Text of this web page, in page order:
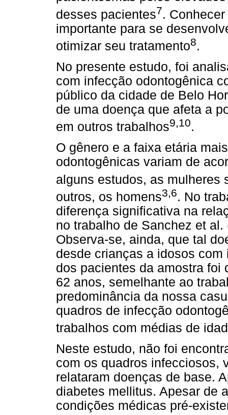
desses pacientes7.
importante para se
otimizar seu tratamento8.
No presente estudo, foi
com infecção odontogênica
público da cidade de Belo
de uma doença que afeta a
em outros trabalhos9,10.
O gênero e a faixa etária
odontogênicas variam de
alguns estudos, as mulheres
outros, os homens3,6. No
diferença significativa na
no trabalho de Sanchez et
Observa-se, ainda, que tal
desde crianças a idosos
dos pacientes da amostra foi
62 anos, semelhante ao
predominância da nossa
quadros de infecção
trabalhos com médias de
Neste estudo, não foi
com os quadros infecciosos,
relataram doenças de base.
diabetes mellitus. Apesar de
condições médicas pré-